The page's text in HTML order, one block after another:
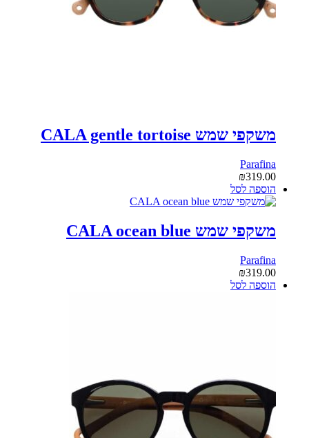
משקפי שמש CALA gentle tortoise
Parafina
₪319.00
הוספה לסל
משקפי שמש CALA ocean blue
Parafina
₪319.00
הוספה לסל